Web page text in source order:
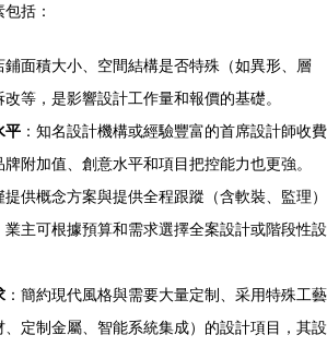
括：
鋪面積大小、空間結構是否特殊（如異形、層
等，是影響設計工作量和報價的基礎。
平 ：知名設計機構或經驗豐富的首席設計師收費
附加值、創意水平和項目把控能力也更強。
提供概念方案與提供全程跟蹤（含軟裝、監理）
主可根據預算和需求選擇全案設計或階段性設
：簡約現代風格與需要大量定制、采用特殊工藝
定制金屬、智能系統集成）的設計項目，其設